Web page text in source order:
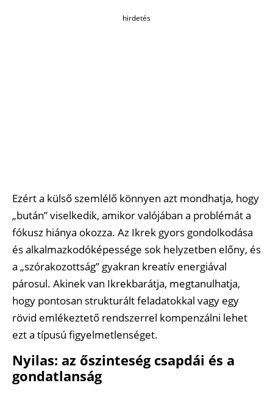
hirdetés
Ezért a külső szemlélő könnyen azt mondhatja, hogy
„bután” viselkedik, amikor valójában a problémát a
fókusz hiánya okozza. Az Ikrek gyors gondolkodása
és alkalmazkodóképessége sok helyzetben előny, és
a „szórakozottság” gyakran kreatív energiával
párosul. Akinek van Ikrekbarátja, megtanulhatja,
hogy pontosan strukturált feladatokkal vagy egy
rövid emlékeztető rendszerrel kompenzálni lehet
ezt a típusú figyelmetlenséget.
Nyilas: az őszinteség csapdái és a
gondatlanság